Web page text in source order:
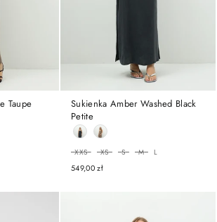
Taupe
Sukienka Amber Washed Black
Petite
ROZMIAR
XXS XS S M L
549,00 zł